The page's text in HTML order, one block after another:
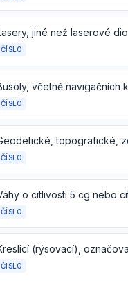
ČÍSLO
ČÍSLO
ČÍSLO
ČÍSLO
ČÍSLO